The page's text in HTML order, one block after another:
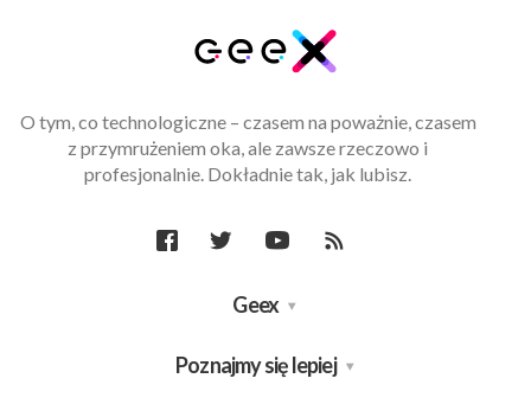
O tym, co technologiczne – czasem na poważnie, czasem
z przymrużeniem oka, ale zawsze rzeczowo i
profesjonalnie. Dokładnie tak, jak lubisz.
Geex
Poznajmy się lepiej